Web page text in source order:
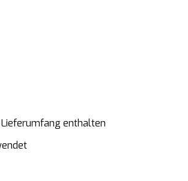
enthalten